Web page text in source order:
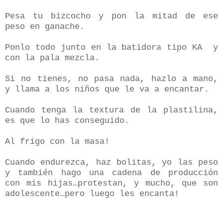
Pesa tu bizcocho y pon la mitad de ese
peso en ganache.
Ponlo todo junto en la batidora tipo KA
y
con la pala mezcla.
Si no tienes, no pasa nada, hazlo a mano,
y llama a los niños que le va a encantar.
Cuando tenga la textura de la plastilina,
es que lo has conseguido.
Al frigo con la masa!
Cuando endurezca, haz bolitas, yo las peso
y también hago una cadena de producción
con mis hijas…protestan, y mucho, que son
adolescente…pero luego les encanta!